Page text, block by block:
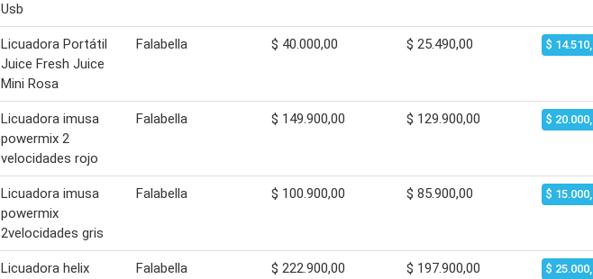
Usb
Licuadora Portátil
Juice Fresh Juice
Mini Rosa
Falabella $ 40.000,00 $ 25.490,00 $
Licuadora imusa
powermix 2
velocidades rojo
Falabella $ 149.900,00 $ 129.900,00 $
Licuadora imusa
powermix
2velocidades gris
Falabella $ 100.900,00 $ 85.900,00 $
Licuadora helix
Falabella $ 222.900,00 $ 197.900,00 $